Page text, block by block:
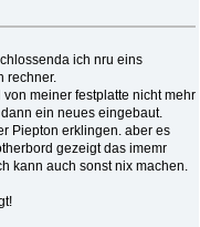
ich nru eins
rechner.
meiner festplatte nicht mehr
ein neues eingebaut.
Piepton erklingen. aber es
gezeigt das imemr
kann auch sonst nix machen.